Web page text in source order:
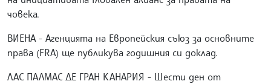
човека.
ВИЕНА - Агенцията на Европейския съюз за основните
права (FRA) ще публикува годишния си доклад.
ЛАС ПАЛМАС ДЕ ГРАН КАНАРИЯ - Шести ден от